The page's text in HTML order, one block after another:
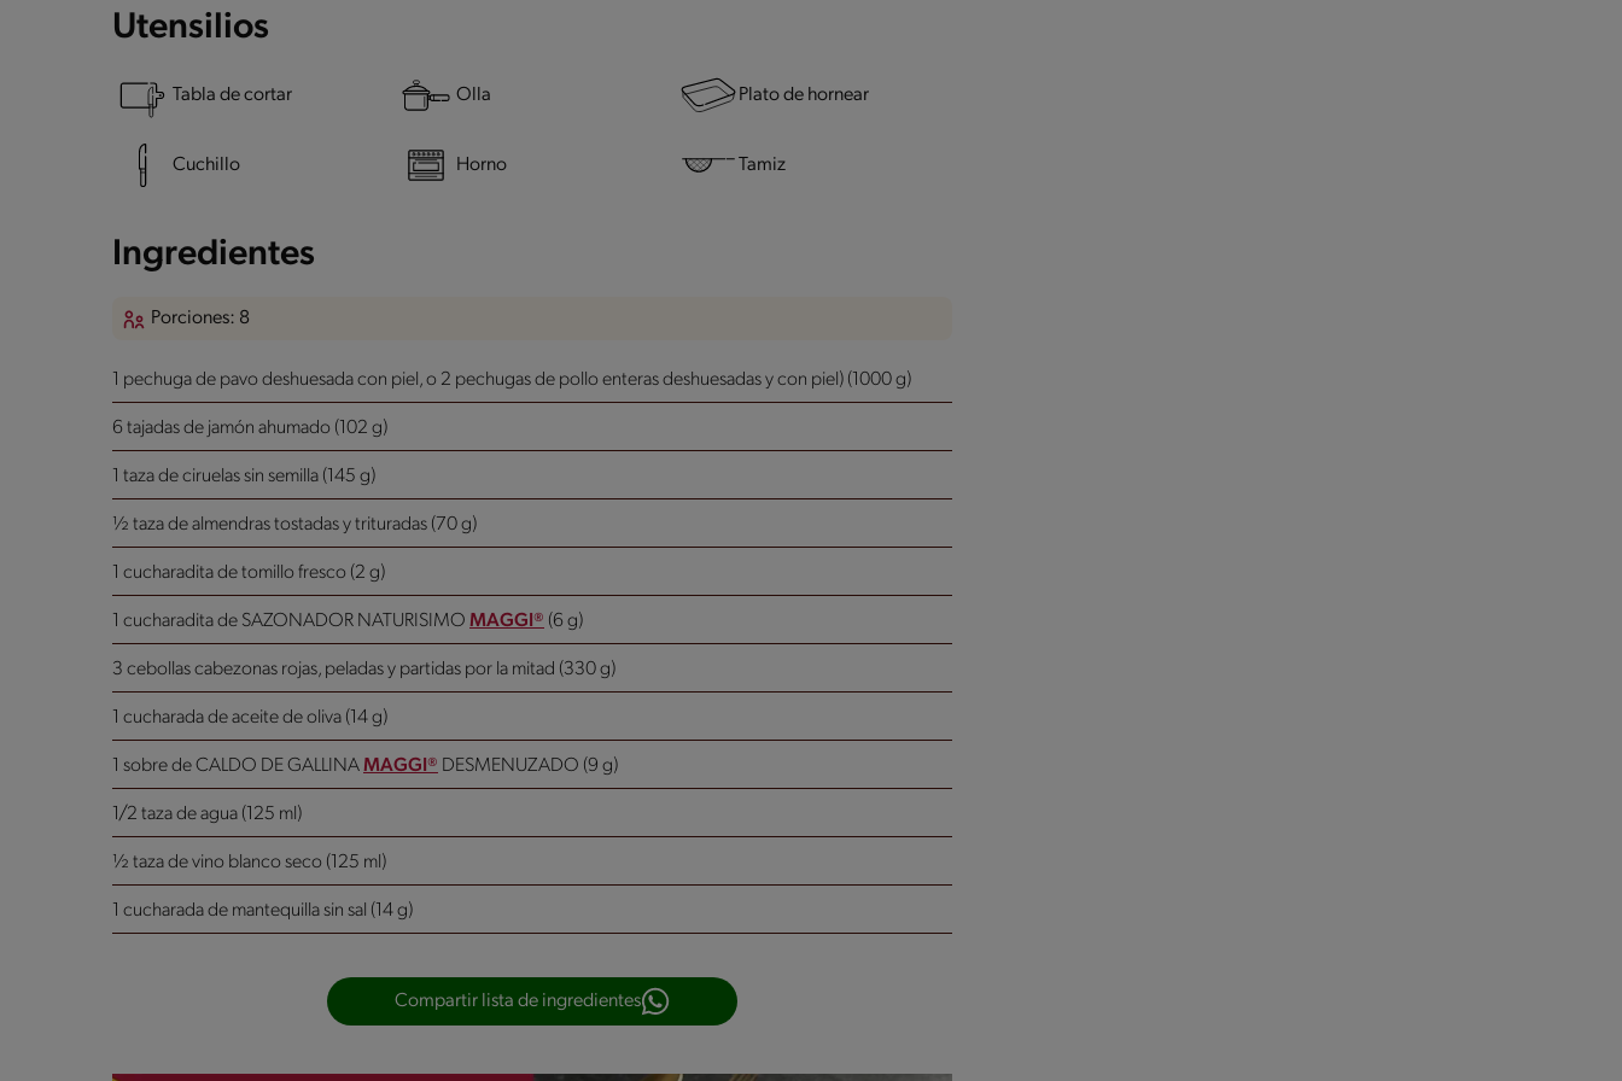
Utensilios
Tabla de cortar Olla Plato de hornear
Cuchillo Horno Tamiz
Ingredientes
Porciones: 8
1 pechuga de pavo deshuesada con piel, o 2 pechugas de pollo enteras deshuesadas y con piel) (1000 g)
6 tajadas de jamón ahumado (102 g)
1 taza de ciruelas sin semilla (145 g)
½ taza de almendras tostadas y trituradas (70 g)
1 cucharadita de tomillo fresco (2 g)
1 cucharadita de SAZONADOR NATURISIMO MAGGI® (6 g)
3 cebollas cabezonas rojas, peladas y partidas por la mitad (330 g)
1 cucharada de aceite de oliva (14 g)
1 sobre de CALDO DE GALLINAMAGGI® DESMENUZADO (9 g)
1/2 taza de agua (125 ml)
½ taza de vino blanco seco (125 ml)
1 cucharada de mantequilla sin sal (14 g)
Compartir lista de ingredientes